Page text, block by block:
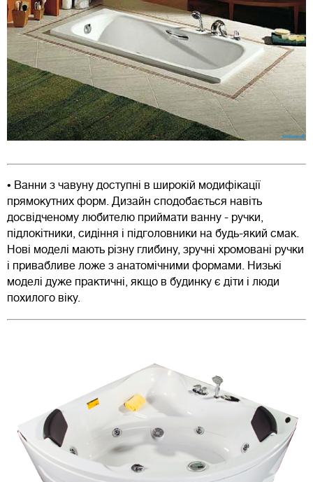
• Ванни з чавуну доступні в широкій модифікації
прямокутних форм. Дизайн сподобається навіть
досвідченому любителю приймати ванну - ручки,
підлокітники, сидіння і підголовники на будь-який смак.
Нові моделі мають різну глибину, зручні хромовані ручки
і привабливе ложе з анатомічними формами. Низькі
моделі дуже практичні, якщо в будинку є діти і люди
похилого віку.